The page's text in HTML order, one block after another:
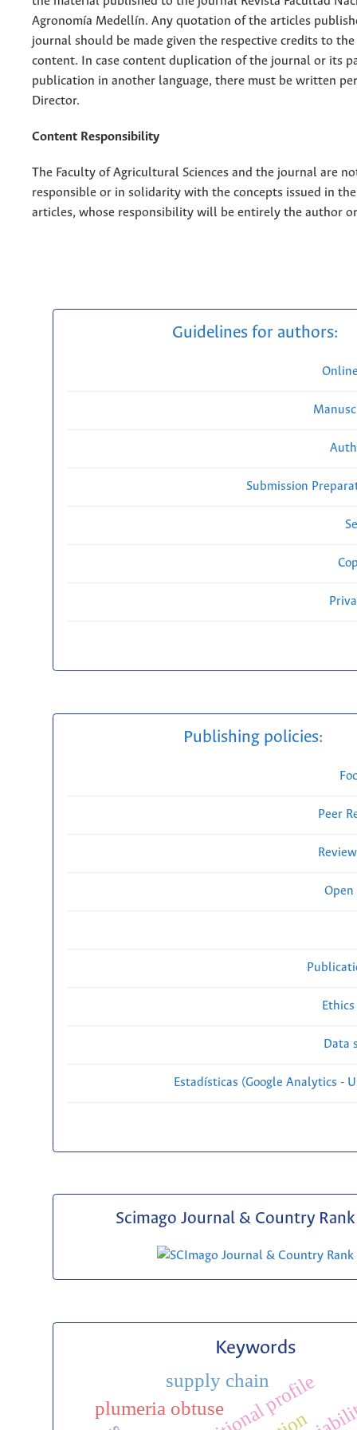
Agronomía Medellín. Any quotation of the articles
journal should be made given the respective credits to
content. In case content duplication of the journal or its
publication in another language, there must be written
Director.
Content Responsibility
The Faculty of Agricultural Sciences and the journal are
responsible or in solidarity with the concepts issued in
articles, whose responsibility will be entirely the author
Guidelines for authors:
Submission
Publishing policies:
Peer
Open
Data
Estadísticas (Google Analytics -
Scimago Journal & Country Rank
Keywords
plumeria obtuse
supply chain